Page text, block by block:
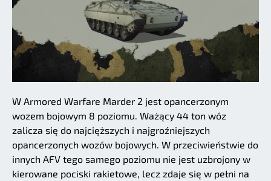
W Armored Warfare Marder 2 jest opancerzonym
wozem bojowym 8 poziomu. Ważący 44 ton wóz
zalicza się do najcięższych i najgroźniejszych
opancerzonych wozów bojowych. W przeciwieństwie do
innych AFV tego samego poziomu nie jest uzbrojony w
kierowane pociski rakietowe, lecz zdaje się w pełni na